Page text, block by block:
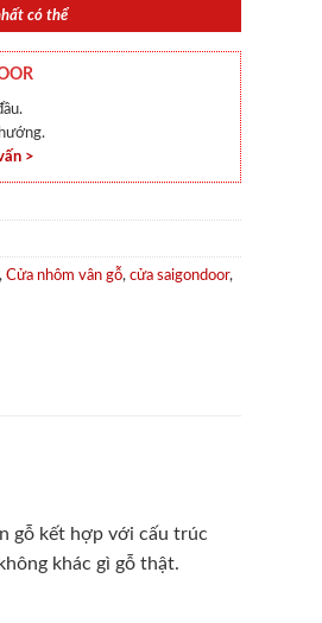
có thể
>
, Cửa nhôm vân gỗ, cửa saigondoor,
gỗ kết hợp với cấu trúc
khác gì gỗ thật.